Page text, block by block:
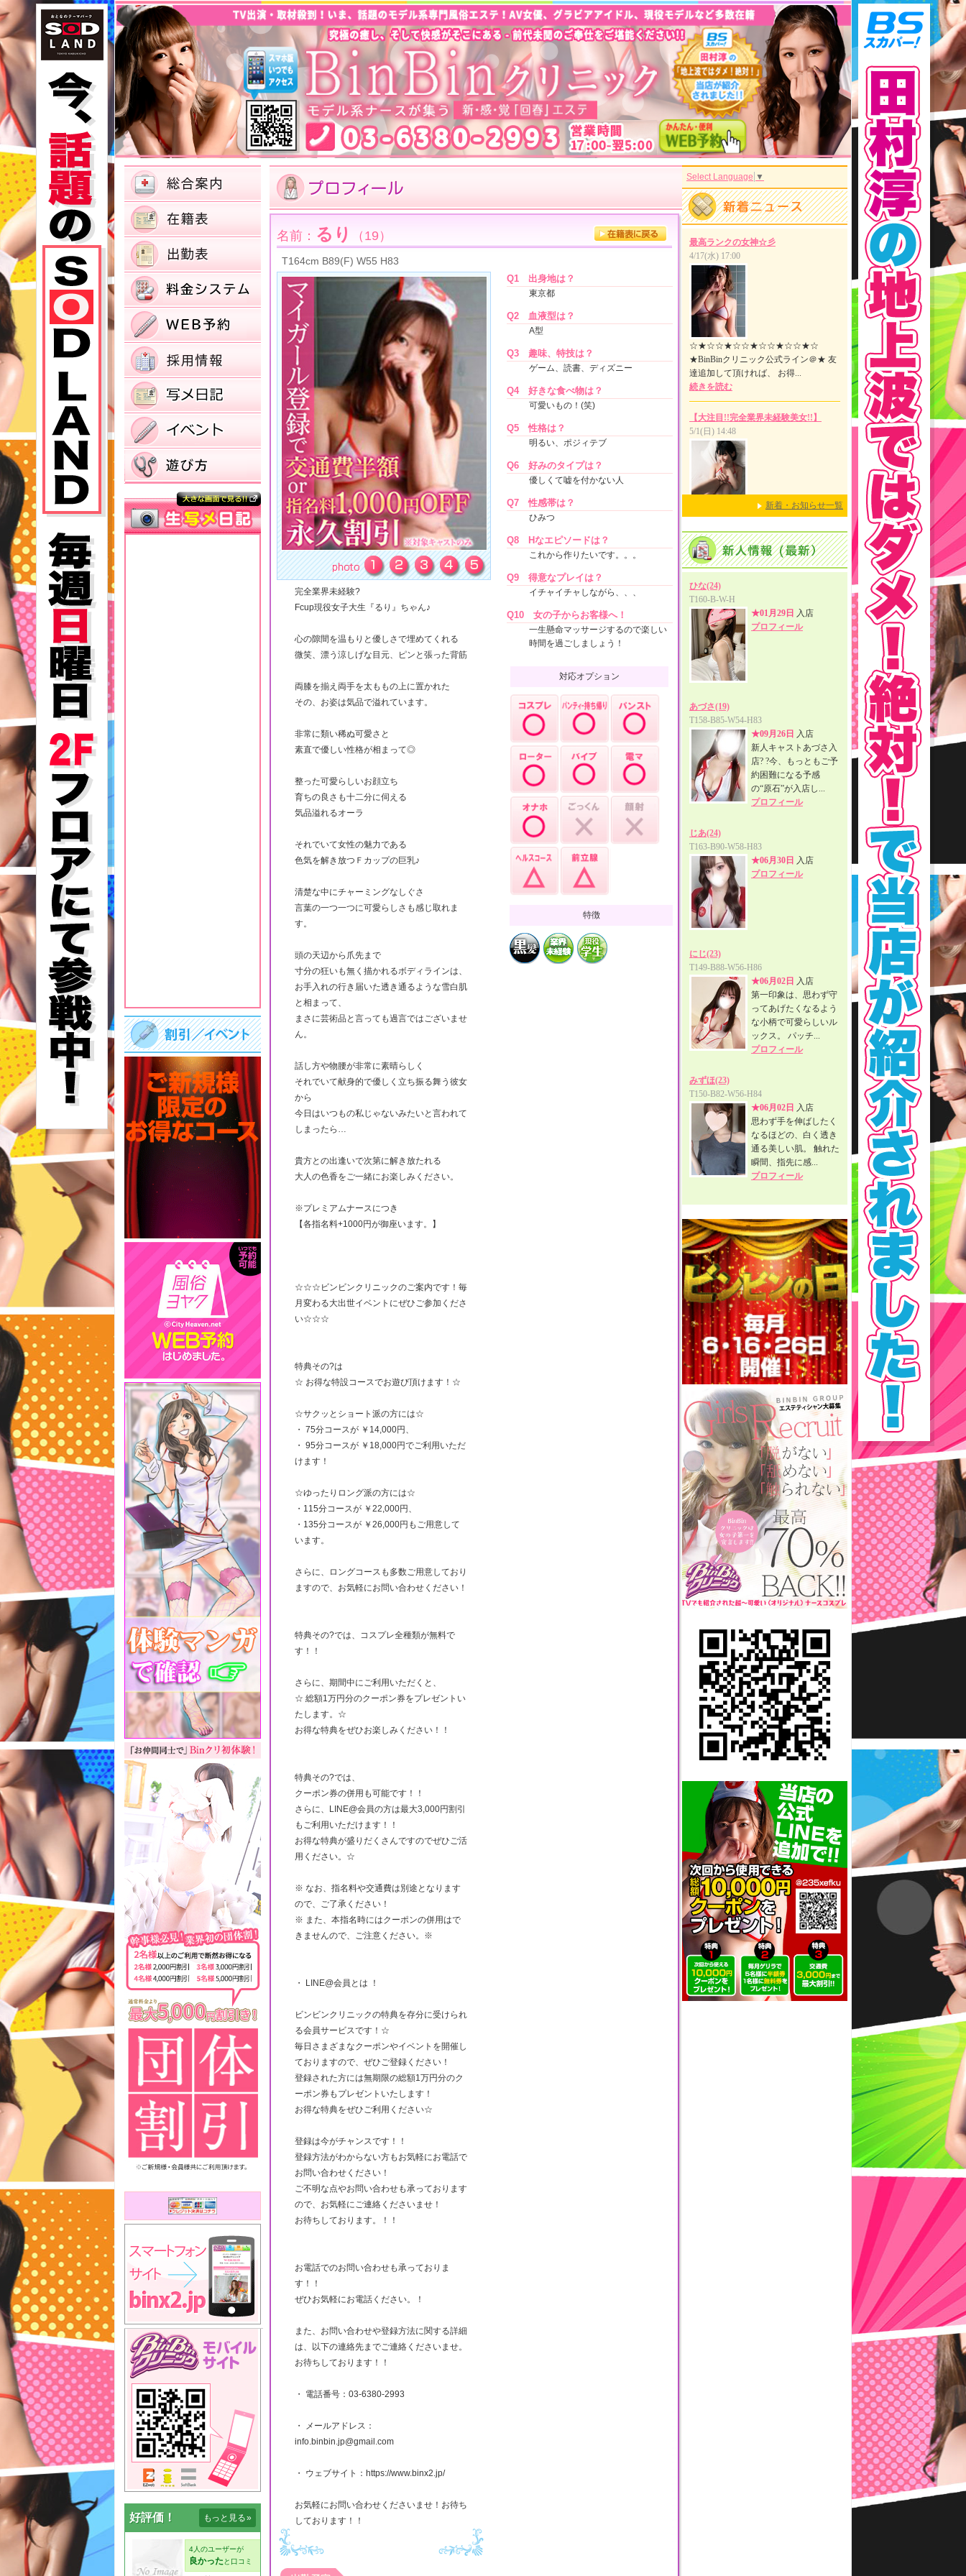
好評価！ もっと見る»
名前： るり （19）
T164cm B89(F) W55 H83
完全業界未経験?
Fcup現役女子大生『るり』ちゃん♪
心の隙間を温もりと優しさで埋めてくれる
微笑、漂う涼しげな目元、ピンと張った背筋
両膝を揃え両手を太ももの上に置かれた
その、お姿は気品で溢れています。
非常に類い稀ぬ可愛さと
素直で優しい性格が相まって◎
整った可愛らしいお顔立ち
育ちの良さも十二分に伺える
気品溢れるオーラ
それでいて女性の魅力である
色気を解き放つＦカップの巨乳♪
清楚な中にチャーミングなしぐさ
言葉の一つ一つに可愛らしさも感じ取れま
す。
頭の天辺から爪先まで
寸分の狂いも無く描かれるボディラインは、
お手入れの行き届いた透き通るような雪白肌
と相まって、
まさに芸術品と言っても過言ではございませ
ん。
話し方や物腰が非常に素晴らしく
それでいて献身的で優しく立ち振る舞う彼女
から
今日はいつもの私じゃないみたいと言われて
しまったら…
貴方との出逢いで次第に解き放たれる
大人の色香をご一緒にお楽しみください。
※プレミアムナースにつき
【各指名料+1000円が御座います。】
☆☆☆ビンビンクリニックのご案内です！毎
月変わる大出世イベントにぜひご参加くださ
い☆☆☆
特典その?は
☆ お得な特設コースでお遊び頂けます！☆
☆サクッとショート派の方には☆
・ 75分コースが ￥14,000円、
・ 95分コースが ￥18,000円でご利用いただ
けます！
☆ゆったりロング派の方には☆
・115分コースが ￥22,000円、
・135分コースが ￥26,000円もご用意して
います。
さらに、ロングコースも多数ご用意しており
ますので、お気軽にお問い合わせください！
特典その?では、コスプレ全種類が無料で
す！！
さらに、期間中にご利用いただくと、
☆ 総額1万円分のクーポン券をプレゼントい
たします。☆
お得な特典をぜひお楽しみください！！
特典その?では、
クーポン券の併用も可能です！！
さらに、LINE@会員の方は最大3,000円割引
もご利用いただけます！！
お得な特典が盛りだくさんですのでぜひご活
用ください。☆
※ なお、指名料や交通費は別途となります
ので、ご了承ください！
※ また、本指名時にはクーポンの併用はで
きませんので、ご注意ください。※
・ LINE@会員とは ！
ビンビンクリニックの特典を存分に受けられ
る会員サービスです！☆
毎日さまざまなクーポンやイベントを開催し
ておりますので、ぜひご登録ください！
登録された方には無期限の総額1万円分のク
ーポン券もプレゼントいたします！
お得な特典をぜひご利用ください☆
登録は今がチャンスです！！
登録方法がわからない方もお気軽にお電話で
お問い合わせください！
ご不明な点やお問い合わせも承っております
ので、お気軽にご連絡くださいませ！
お待ちしております。！！
お電話でのお問い合わせも承っておりま
す！！
ぜひお気軽にお電話ください。！
また、お問い合わせや登録方法に関する詳細
は、以下の連絡先までご連絡くださいませ。
お待ちしております！！
・ 電話番号：03-6380-2993
・ メールアドレス：
info.binbin.jp@gmail.com
・ ウェブサイト：https://www.binx2.jp/
お気軽にお問い合わせくださいませ！お待ち
しております！！
Q1 出身地は？
東京都
Q2 血液型は？
A型
Q3 趣味、特技は？
ゲーム、読書、ディズニー
Q4 好きな食べ物は？
可愛いもの！(笑)
Q5 性格は？
明るい、ポジィテブ
Q6 好みのタイプは？
優しくて嘘を付かない人
Q7 性感帯は？
ひみつ
Q8 Hなエピソードは？
これから作りたいです。。。
Q9 得意なプレイは？
イチャイチャしながら、、、
Q10 女の子からお客様へ！
一生懸命マッサージするので楽しい
時間を過ごしましょう！
対応オプション
特徴
Select Language ▼
新着・お知らせ一覧